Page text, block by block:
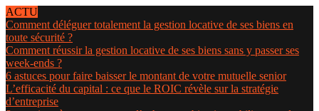
ACTU
Comment déléguer totalement la gestion locative de ses biens en
toute sécurité ?
Comment réussir la gestion locative de ses biens sans y passer ses
week-ends ?
6 astuces pour faire baisser le montant de votre mutuelle senior
L’efficacité du capital : ce que le ROIC révèle sur la stratégie
d’entreprise